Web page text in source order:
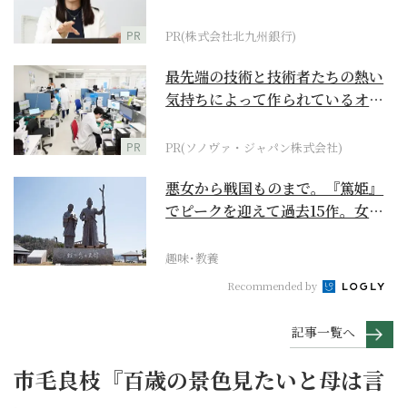
PR PR(株式会社北九州銀行)
PR
最先端の技術と技術者たちの熱い
気持ちによって作られているオー
PR(ソノヴァ・ジャパン株式会社)
悪女から戦国ものまで。『篤姫』
でピークを迎えて過去15作。女性
趣味･教養
Recommended by
記事一覧へ
市毛良枝『百歳の景色見たいと母は言